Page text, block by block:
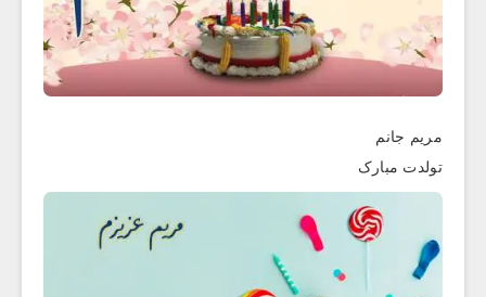
مریم جانم
تولدت مبارک